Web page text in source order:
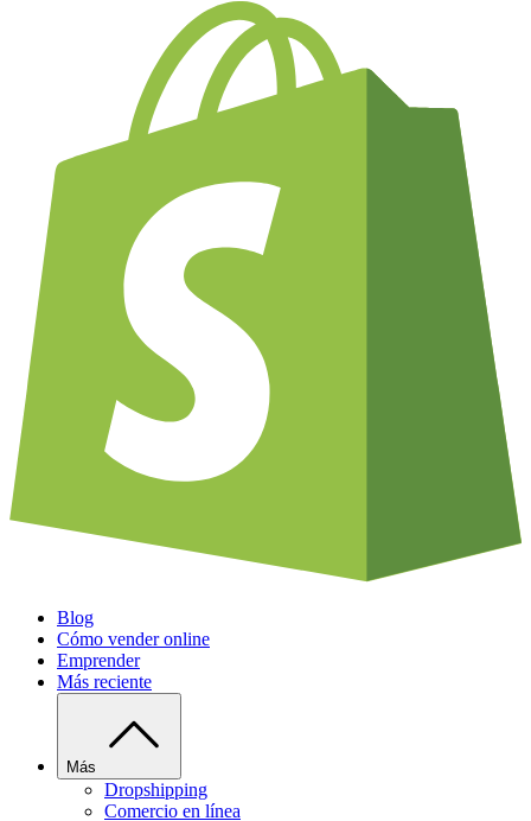
Blog
Cómo vender online
Emprender
Más reciente
Más
Dropshipping
Comercio en línea